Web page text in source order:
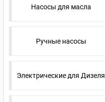
Насосы для масла
Ручные насосы
Электрические для Дизеля